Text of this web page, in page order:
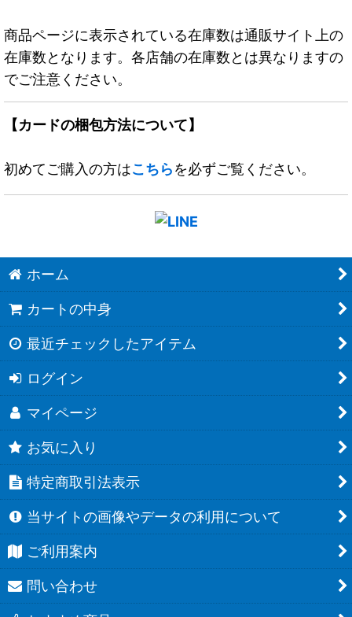
商品ページに表示されている在庫数は通販サイト上の
在庫数となります。各店舗の在庫数とは異なりますの
でご注意ください。
【カードの梱包方法について】
初めてご購入の方はこちらを必ずご覧ください。
ホーム
カートの中身
最近チェックしたアイテム
ログイン
マイページ
お気に入り
特定商取引法表示
当サイトの画像やデータの利用について
ご利用案内
問い合わせ